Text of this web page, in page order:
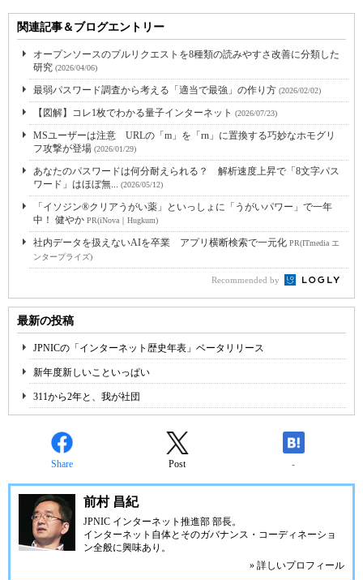
関連記事＆ブログエントリー
オープンソースのプルリクエストを8種類の読みやすさ改善に分類した
研究 (2026/04/06)
最弱パスワード調査から考える「適当で最強」の作り方 (2026/02/02)
【図解】コレ1枚でわかる量子インターネット (2026/07/23)
MSユーザーは注意 URLの「m」を「rn」に置換する巧妙なホモグリ
フ攻撃が登場 (2026/01/29)
あなたのパスワードは何分耐えられる？ 解析速度上昇で「8文字パス
ワード」はほぼ無... (2026/05/12)
「イソジン®クリアうがい薬」といっしょに「うがいパワー」で一年
中！ 健やか PR(iNova｜Hugkum)
社内データを扱えないAIを卒業 アプリ横断検索で一元化 PR(ITmedia エ
ンタープライズ)
Recommended by
最新の投稿
JPNICの「インターネット歴史年表」ベータリリース
新年度新しいこといっぱい
311から2年と、我が社団
Share Post -
前村 昌紀
JPNIC インターネット推進部 部長。
インターネット自体とそのガバナンス・コーディネーショ
ン全般に興味あり。
» 詳しいプロフィール